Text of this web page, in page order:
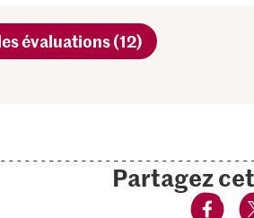
évaluations (12)
Partagez